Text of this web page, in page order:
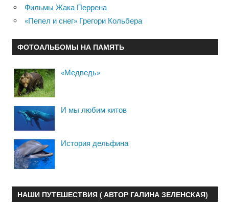
Фильмы Жака Перрена
«Пепел и снег» Грегори Кольбера
ФОТОАЛЬБОМЫ НА ПАМЯТЬ
«Медведь»
И мы любим китов
История дельфина
НАШИ ПУТЕШЕСТВИЯ ( АВТОР ГАЛИНА ЗЕЛЕНСКАЯ)